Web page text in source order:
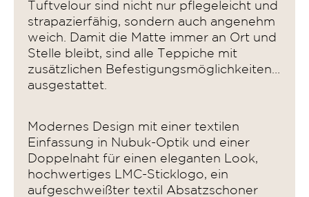
Tuftvelour sind nicht nur pflegeleicht und
strapazierfähig, sondern auch angenehm
weich. Damit die Matte immer an Ort und
Stelle bleibt, sind alle Teppiche mit
zusätzlichen Befestigungsmöglichkeiten
ausgestattet.
Modernes Design mit einer textilen
Einfassung in Nubuk-Optik und einer
Doppelnaht für einen eleganten Look,
hochwertiges LMC-Sticklogo, ein
aufgeschweißter textil Absatzschoner